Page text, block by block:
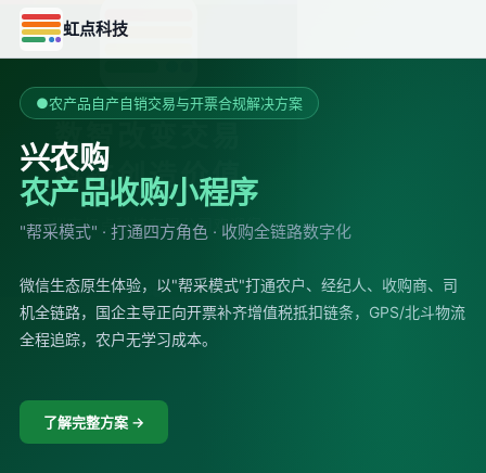
虹点科技
●农产品自产自销交易与开票合规解决方案
兴农购
农产品收购小程序
"帮采模式" · 打通四方角色 · 收购全链路数字化
微信生态原生体验，以"帮采模式"打通农户、经纪人、收购商、司
机全链路，国企主导正向开票补齐增值税抵扣链条，GPS/北斗物流
全程追踪，农户无学习成本。
了解完整方案 →